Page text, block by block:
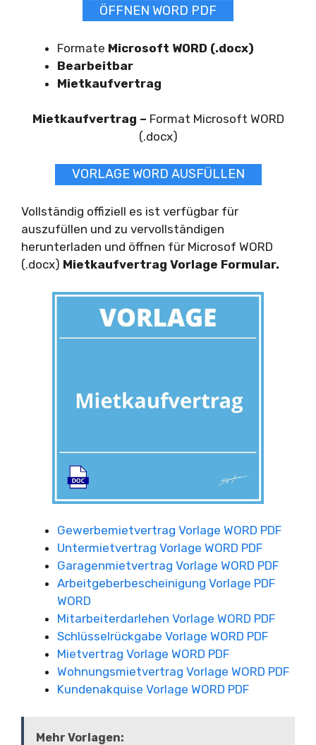
ÖFFNEN WORD PDF
Formate Microsoft WORD (.docx)
Bearbeitbar
Mietkaufvertrag
Mietkaufvertrag – Format Microsoft WORD
(.docx)
VORLAGE WORD AUSFÜLLEN
Vollständig offiziell es ist verfügbar für
auszufüllen und zu vervollständigen
herunterladen und öffnen für Microsof WORD
(.docx) Mietkaufvertrag Vorlage Formular.
Gewerbemietvertrag Vorlage WORD PDF
Untermietvertrag Vorlage WORD PDF
Garagenmietvertrag Vorlage WORD PDF
Arbeitgeberbescheinigung Vorlage PDF
WORD
Mitarbeiterdarlehen Vorlage WORD PDF
Schlüsselrückgabe Vorlage WORD PDF
Mietvertrag Vorlage WORD PDF
Wohnungsmietvertrag Vorlage WORD PDF
Kundenakquise Vorlage WORD PDF
Mehr Vorlagen: